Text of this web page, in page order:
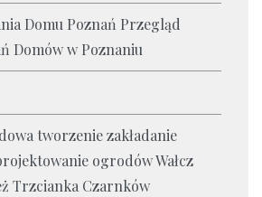
Domu Poznań Przegląd
Domów w Poznaniu
tworzenie zakładanie
ogrodów Wałcz
Trzcianka Czarnków